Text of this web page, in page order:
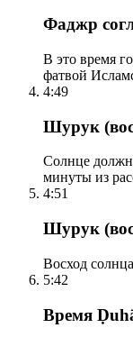
Фаджр
В это время
фатвой
4:49
Шурук
Солнце
минуты из
4:51
Шурук
Восход
5:42
Время